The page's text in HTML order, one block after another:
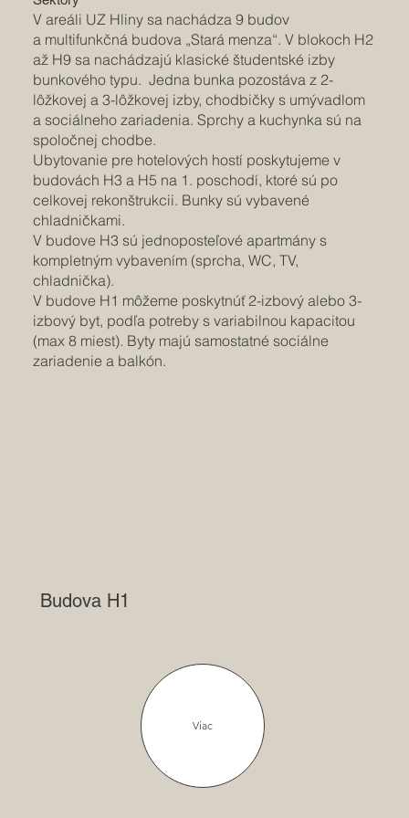
V areáli UZ Hliny sa nachádza 9 budov
a multifunkčná budova „Stará menza“. V blokoch H2
až H9 sa nachádzajú klasické študentské izby
bunkového typu. Jedna bunka pozostáva z 2-
lôžkovej a 3-lôžkovej izby, chodbičky s umývadlom
a sociálneho zariadenia. Sprchy a kuchynka sú na
spoločnej chodbe.
Ubytovanie pre hotelových hostí poskytujeme v
budovách H3 a H5 na 1. poschodí, ktoré sú po
celkovej rekonštrukcii. Bunky sú vybavené
chladničkami.
V budove H3 sú jednoposteľové apartmány s
kompletným vybavením (sprcha, WC, TV,
chladnička).
V budove H1 môžeme poskytnúť 2-izbový alebo 3-
izbový byt, podľa potreby s variabilnou kapacitou
(max 8 miest). Byty majú samostatné sociálne
zariadenie a balkón.
Budova H1
Viac